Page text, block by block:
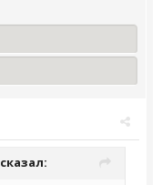
сказал: